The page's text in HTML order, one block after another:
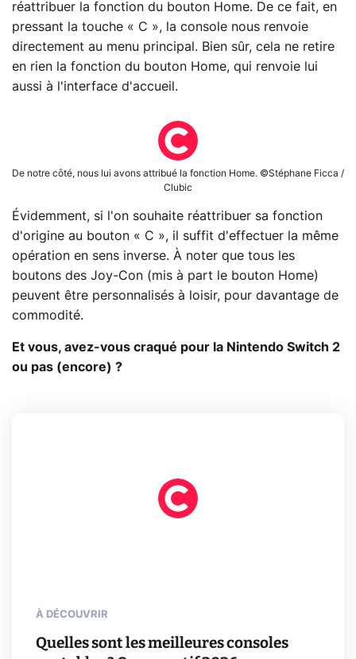
réattribuer la fonction du bouton Home. De ce fait, en
pressant la touche « C », la console nous renvoie
directement au menu principal. Bien sûr, cela ne retire
en rien la fonction du bouton Home, qui renvoie lui
aussi à l'interface d'accueil.
De notre côté, nous lui avons attribué la fonction Home. ©Stéphane Ficca /
Clubic
Évidemment, si l'on souhaite réattribuer sa fonction
d'origine au bouton « C », il suffit d'effectuer la même
opération en sens inverse. À noter que tous les
boutons des Joy-Con (mis à part le bouton Home)
peuvent être personnalisés à loisir, pour davantage de
commodité.
Et vous, avez-vous craqué pour la Nintendo Switch 2
ou pas (encore) ?
À DÉCOUVRIR
Quelles sont les meilleures consoles